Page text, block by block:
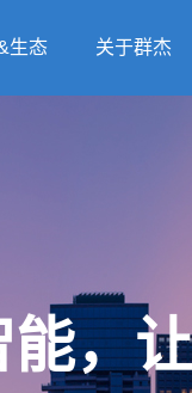
生态 关于群杰
，